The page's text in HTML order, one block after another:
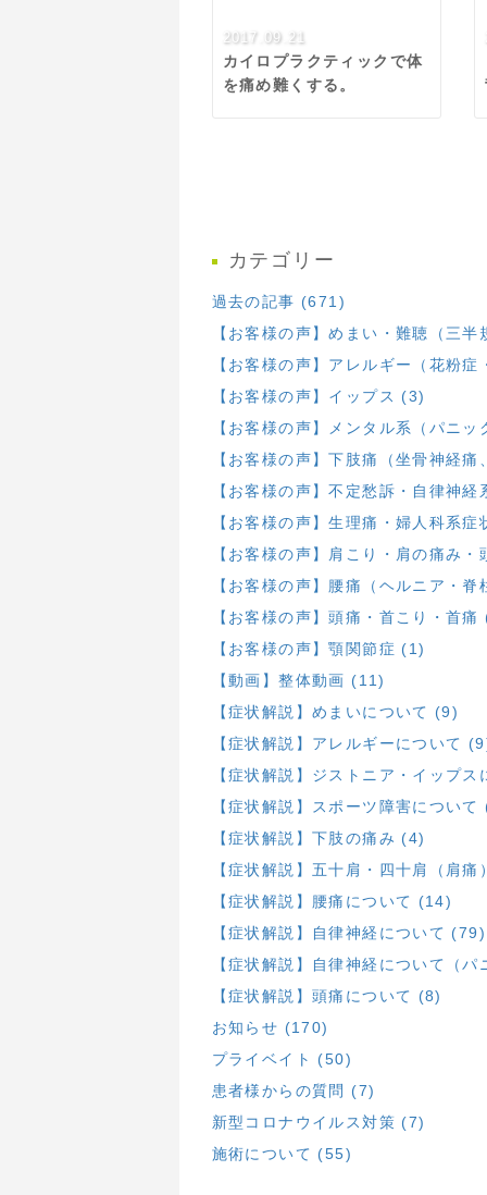
2017.09.21
カイロプラクティックで体
を痛め難くする。
カテゴリー
過去の記事 (671)
【お客様の声】めまい・難聴（三
【お客様の声】アレルギー（花粉
【お客様の声】イップス (3)
【お客様の声】メンタル系（パニ
【お客様の声】下肢痛（坐骨神経
【お客様の声】不定愁訴・自律神
【お客様の声】生理痛・婦人科系
【お客様の声】肩こり・肩の痛み
【お客様の声】腰痛（ヘルニア・
【お客様の声】頭痛・首こり・首
【お客様の声】顎関節症 (1)
【動画】整体動画 (11)
【症状解説】めまいについて (9)
【症状解説】アレルギーについて
【症状解説】ジストニア・イップ
【症状解説】スポーツ障害につい
【症状解説】下肢の痛み (4)
【症状解説】五十肩・四十肩（肩
【症状解説】腰痛について (14)
【症状解説】自律神経について (79)
【症状解説】自律神経について（
【症状解説】頭痛について (8)
お知らせ (170)
プライベイト (50)
患者様からの質問 (7)
新型コロナウイルス対策 (7)
施術について (55)